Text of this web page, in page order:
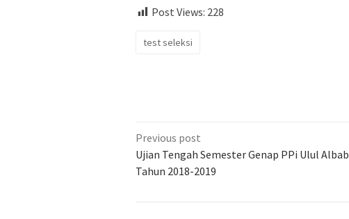
Post Views: 228
test seleksi
Previous post
Ujian Tengah Semester Genap PPi Ulul Albab
Tahun 2018-2019